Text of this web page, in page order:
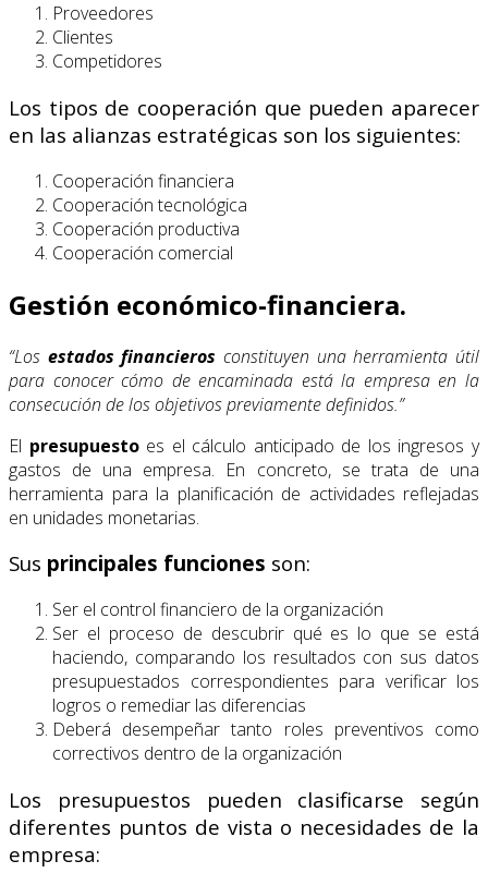
Proveedores
Clientes
Competidores
Los tipos de cooperación que pueden aparecer
en las alianzas estratégicas son los siguientes:
Cooperación financiera
Cooperación tecnológica
Cooperación productiva
Cooperación comercial
Gestión económico-financiera.
“Los estados financieros constituyen una herramienta útil
para conocer cómo de encaminada está la empresa en la
consecución de los objetivos previamente definidos.”
El presupuestoes el cálculo anticipado de los ingresos y
gastos de una empresa. En concreto, se trata de una
herramienta para la planificación de actividades reflejadas
en unidades monetarias.
Sus principales funciones son:
Ser el control financiero de la organización
Ser el proceso de descubrir qué es lo que se está
haciendo, comparando los resultados con sus datos
presupuestados correspondientes para verificar los
logros o remediar las diferencias
Deberá desempeñar tanto roles preventivos como
correctivos dentro de la organización
Los presupuestos pueden clasificarse según
diferentes puntos de vista o necesidades de la
empresa: